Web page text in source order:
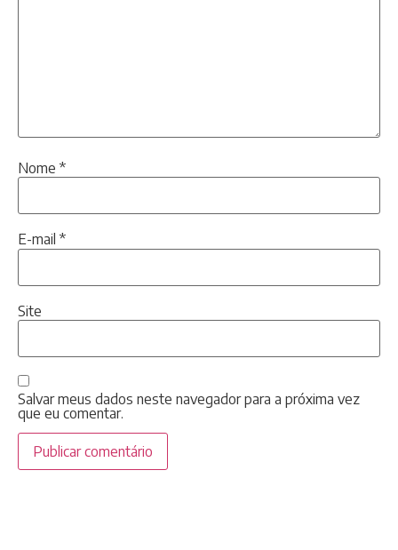
Nome *
E-mail *
Site
Salvar meus dados neste navegador para a próxima vez
que eu comentar.